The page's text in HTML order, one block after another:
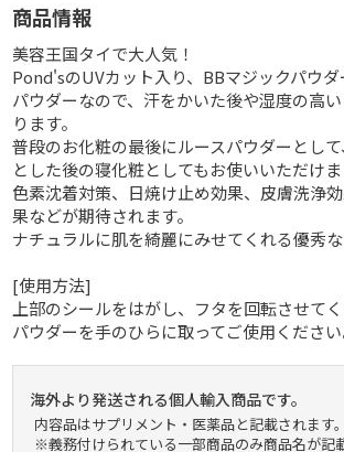
商品情報
美容王国タイで大人気！
Pond'sのUVカット入り、BBマジックパウダ
パウダーなので、汗をかいた後や湿度の高
ります。
普段のお化粧の最後にルースパウダーとし
とした後の寝化粧としてもお使いいただけま
色素沈着対策、日焼け止め効果、皮膚洗浄
果などが期待されます。
ナチュラルに肌を綺麗にみせてくれる優秀な
[使用方法]
上部のシールをはがし、フタを回転させてく
パウダーを手のひらに取ってご使用ください
海外より発送される個人輸入商品です。
内容品はサプリメント・医薬品と記載されます。
※義務付けられている一部商品のみ商品名が記